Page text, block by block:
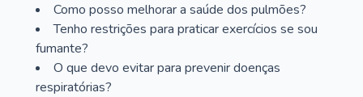
Como posso melhorar a saúde dos pulmões?
Tenho restrições para praticar exercícios se sou
fumante?
O que devo evitar para prevenir doenças
respiratórias?